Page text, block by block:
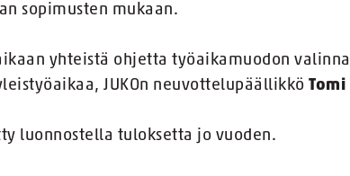
sopimusten mukaan.
yhteistä ohjetta työaikamuodon
JUKOn neuvottelupäällikkö Tomi
luonnostella tuloksetta jo vuoden.